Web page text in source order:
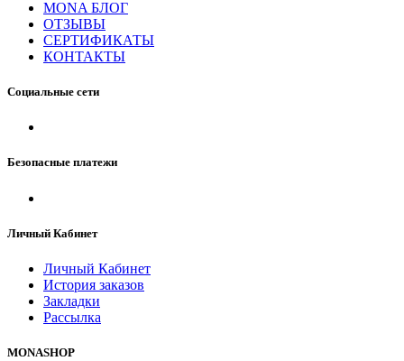
MONA БЛОГ
ОТЗЫВЫ
СЕРТИФИКАТЫ
КОНТАКТЫ
Социальные сети
Безопасные платежи
Личный Кабинет
Личный Кабинет
История заказов
Закладки
Рассылка
MONASHOP